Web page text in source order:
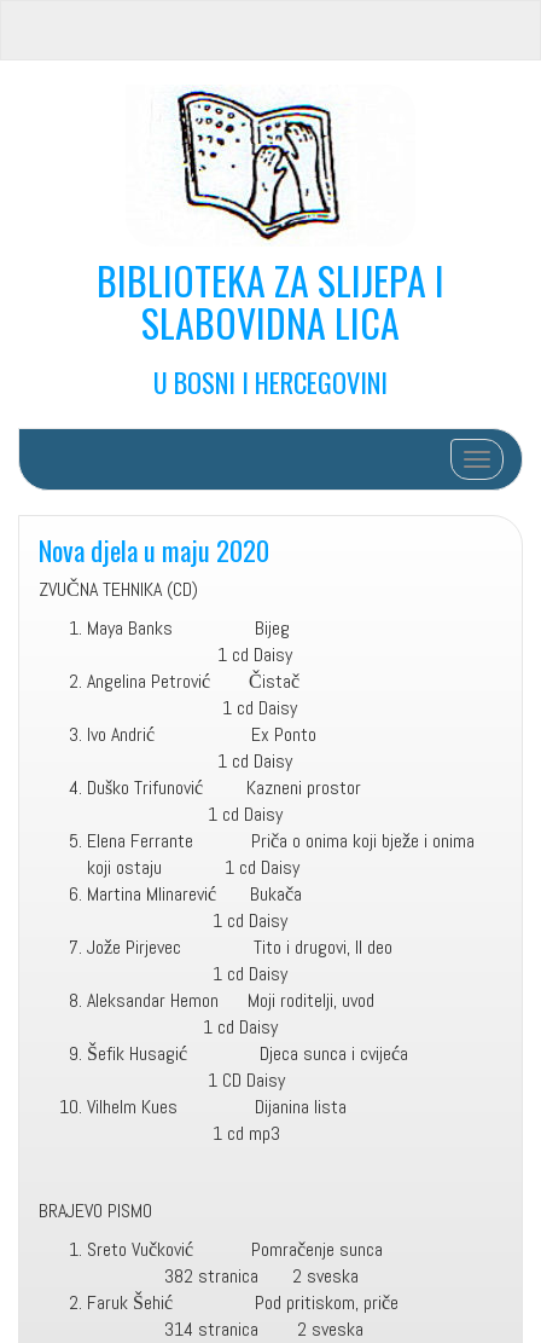
BIBLIOTEKA ZA SLIJEPA I
SLABOVIDNA LICA
U BOSNI I HERCEGOVINI
Toggle
Nova djela u maju 2020
ZVUČNA TEHNIKA (CD)
Maya Banks Bijeg
1 cd Daisy
Angelina Petrović Čistač
1 cd Daisy
Ivo Andrić Ex Ponto
1 cd Daisy
Duško Trifunović Kazneni prostor
1 cd Daisy
Elena Ferrante Priča o onima koji bježe i onima
koji ostaju 1 cd Daisy
Martina Mlinarević Bukača
1 cd Daisy
Jože Pirjevec Tito i drugovi, II deo
1 cd Daisy
Aleksandar Hemon Moji roditelji, uvod
1 cd Daisy
Šefik Husagić Djeca sunca i cvijeća
1 CD Daisy
Vilhelm Kues Dijanina lista
1 cd mp3
BRAJEVO PISMO
Sreto Vučković Pomračenje sunca
382 stranica 2 sveska
Faruk Šehić Pod pritiskom, priče
314 stranica 2 sveska